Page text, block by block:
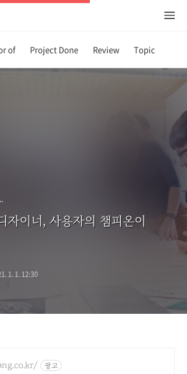
of Project Done Review Topic
자이너, 사용자의 챔피온이
1. 1. 12:30
광고